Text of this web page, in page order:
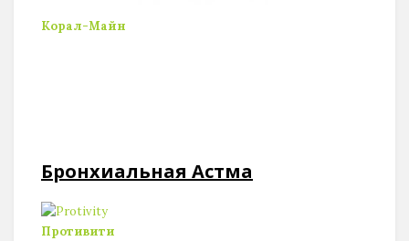
Корал-Майн
Бронхиальная Астма
Противити